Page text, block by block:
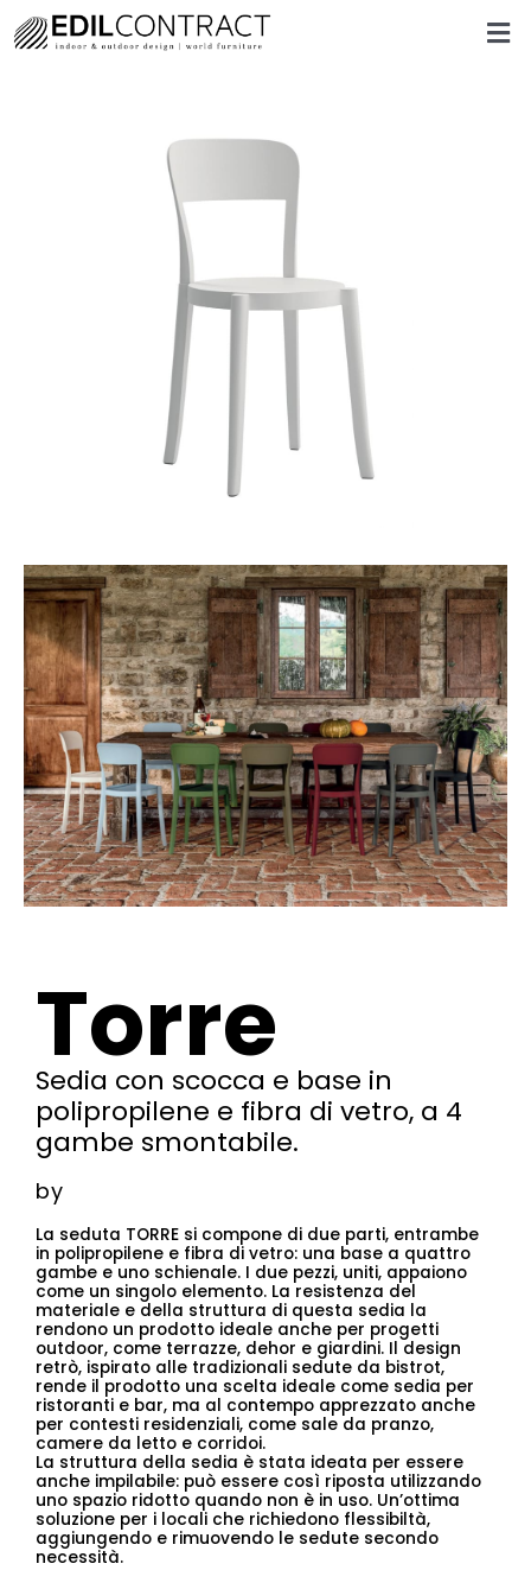
Torre
Sedia con scocca e base in
polipropilene e fibra di vetro, a 4
gambe smontabile.
by
La seduta TORRE si compone di due parti, entrambe
in polipropilene e fibra di vetro: una base a quattro
gambe e uno schienale. I due pezzi, uniti, appaiono
come un singolo elemento. La resistenza del
materiale e della struttura di questa sedia la
rendono un prodotto ideale anche per progetti
outdoor, come terrazze, dehor e giardini. Il design
retrò, ispirato alle tradizionali sedute da bistrot,
rende il prodotto una scelta ideale come sedia per
ristoranti e bar, ma al contempo apprezzato anche
per contesti residenziali, come sale da pranzo,
camere da letto e corridoi.
La struttura della sedia è stata ideata per essere
anche impilabile: può essere così riposta utilizzando
uno spazio ridotto quando non è in uso. Un’ottima
soluzione per i locali che richiedono flessibiltà,
aggiungendo e rimuovendo le sedute secondo
necessità.